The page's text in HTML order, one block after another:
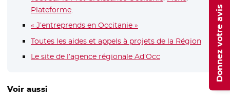
Plateforme- Nouvelle fenêtre
.
« J’entreprends en Occitanie »
Toutes les aides et appels à projets de la Région
Le site de l’agence régionale Ad’Occ- Nouvelle fenêtre
Voir aussi
Donnez votre avis